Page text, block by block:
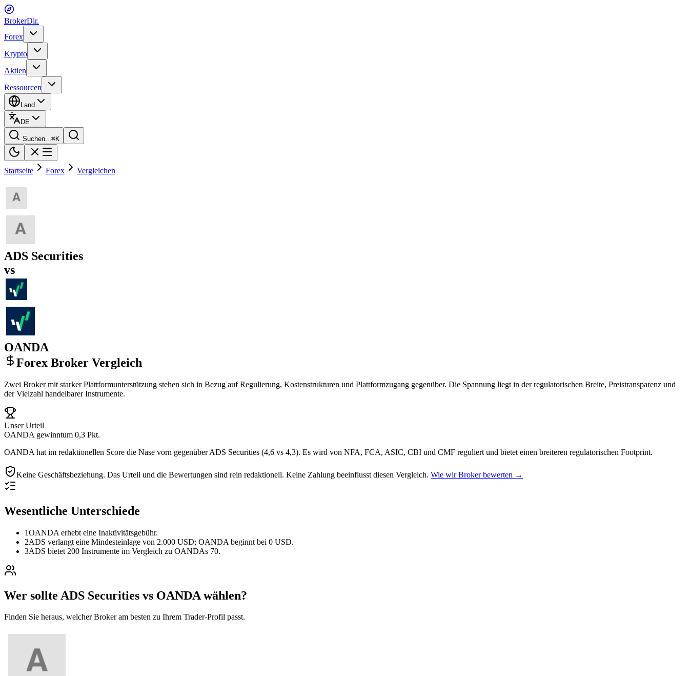
BrokerDir.
Forex
Krypto
Aktien
Ressourcen
Land
DE
Suchen...⌘K
Startseite Forex Vergleichen
ADS Securities
vs
OANDA
Forex Broker Vergleich
Zwei Broker mit starker Plattformunterstützung stehen sich in Bezug auf Regulierung, Kostenstrukturen und Plattformzugang gegenüber. Die Spannung liegt in der regulatorischen Breite, Preistransparenz und
der Vielzahl handelbarer Instrumente.
Unser Urteil
OANDA gewinntum 0,3 Pkt.
OANDA hat im redaktionellen Score die Nase vorn gegenüber ADS Securities (4,6 vs 4,3). Es wird von NFA, FCA, ASIC, CBI und CMF reguliert und bietet einen breiteren regulatorischen Footprint.
Keine Geschäftsbeziehung. Das Urteil und die Bewertungen sind rein redaktionell. Keine Zahlung beeinflusst diesen Vergleich. Wie wir Broker bewerten →
Wesentliche Unterschiede
1OANDA erhebt eine Inaktivitätsgebühr.
2ADS verlangt eine Mindesteinlage von 2.000 USD; OANDA beginnt bei 0 USD.
3ADS bietet 200 Instrumente im Vergleich zu OANDAs 70.
Wer sollte ADS Securities vs OANDA wählen?
Finden Sie heraus, welcher Broker am besten zu Ihrem Trader-Profil passt.